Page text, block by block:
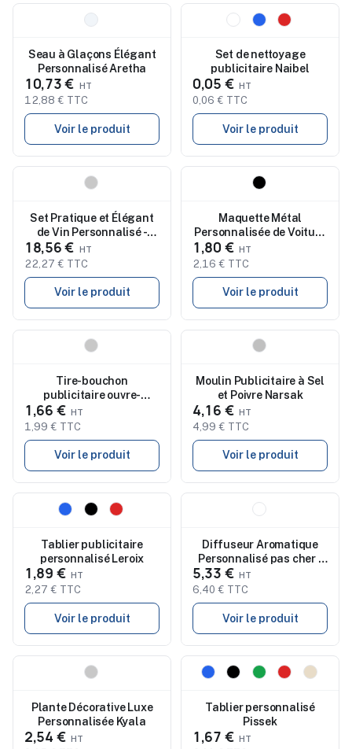
Seau à Glaçons Élégant
Personnalisé Aretha
10,73 €
12,88 € TTC
Voir le produit
Nouveau
Set de nettoyage
publicitaire Naibel
0,05 €
0,06 € TTC
Voir le produit
Set Pratique et Élégant
de Vin Personnalisé -
Neider Cadeaux
d'Entreprise
18,56 €
22,27 € TTC
Voir le produit
Maquette Métal
Personnalisée de Voiture
Vintage à Prix Abordable
- Cochep
1,80 €
2,16 € TTC
Voir le produit
Tire-bouchon
publicitaire ouvre-
bouteille Lavip
1,66 €
1,99 € TTC
Voir le produit
Moulin Publicitaire à Sel
et Poivre Narsak
4,16 €
4,99 € TTC
Voir le produit
Nouveau
Tablier publicitaire
personnalisé Leroix
1,89 €
2,27 € TTC
Voir le produit
Diffuseur Aromatique
Personnalisé pas cher -
Boucher
5,33 €
6,40 € TTC
Voir le produit
Plante Décorative Luxe
Personnalisée Kyala
2,54 €
Nouveau
Tablier personnalisé
Pissek
1,67 €